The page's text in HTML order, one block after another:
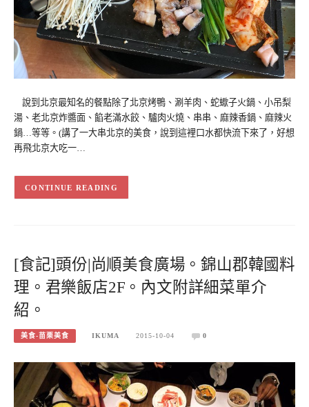
說到北京最知名的餐點除了北京烤鴨、涮羊肉、蛇蠍子火鍋、小吊梨
湯、老北京炸醬面、餡老滿水餃、驢肉火燒、串串、麻辣香鍋、麻辣火
鍋…等等。(講了一大串北京的美食，說到這裡口水都快流下來了，好想
再飛北京大吃一…
CONTINUE READING
[食記]頭份|尚順美食廣場。錦山郡韓國料
理。君樂飯店2F。內文附詳細菜單介
紹。
美食-苗栗美食 IKUMA 2015-10-04 0